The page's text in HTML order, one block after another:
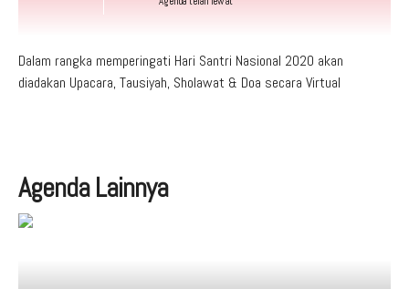
Dalam rangka memperingati Hari Santri Nasional 2020 akan
diadakan Upacara, Tausiyah, Sholawat & Doa secara Virtual
Agenda Lainnya